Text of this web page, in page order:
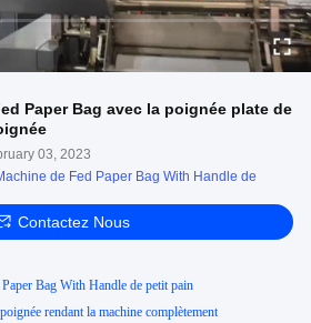
Paper Bag avec la poignée plate de
03, 2023
de Fed Paper Bag With Handle de
Contactez Nous
Bag With Handle de petit pain
rendant la machine complètement